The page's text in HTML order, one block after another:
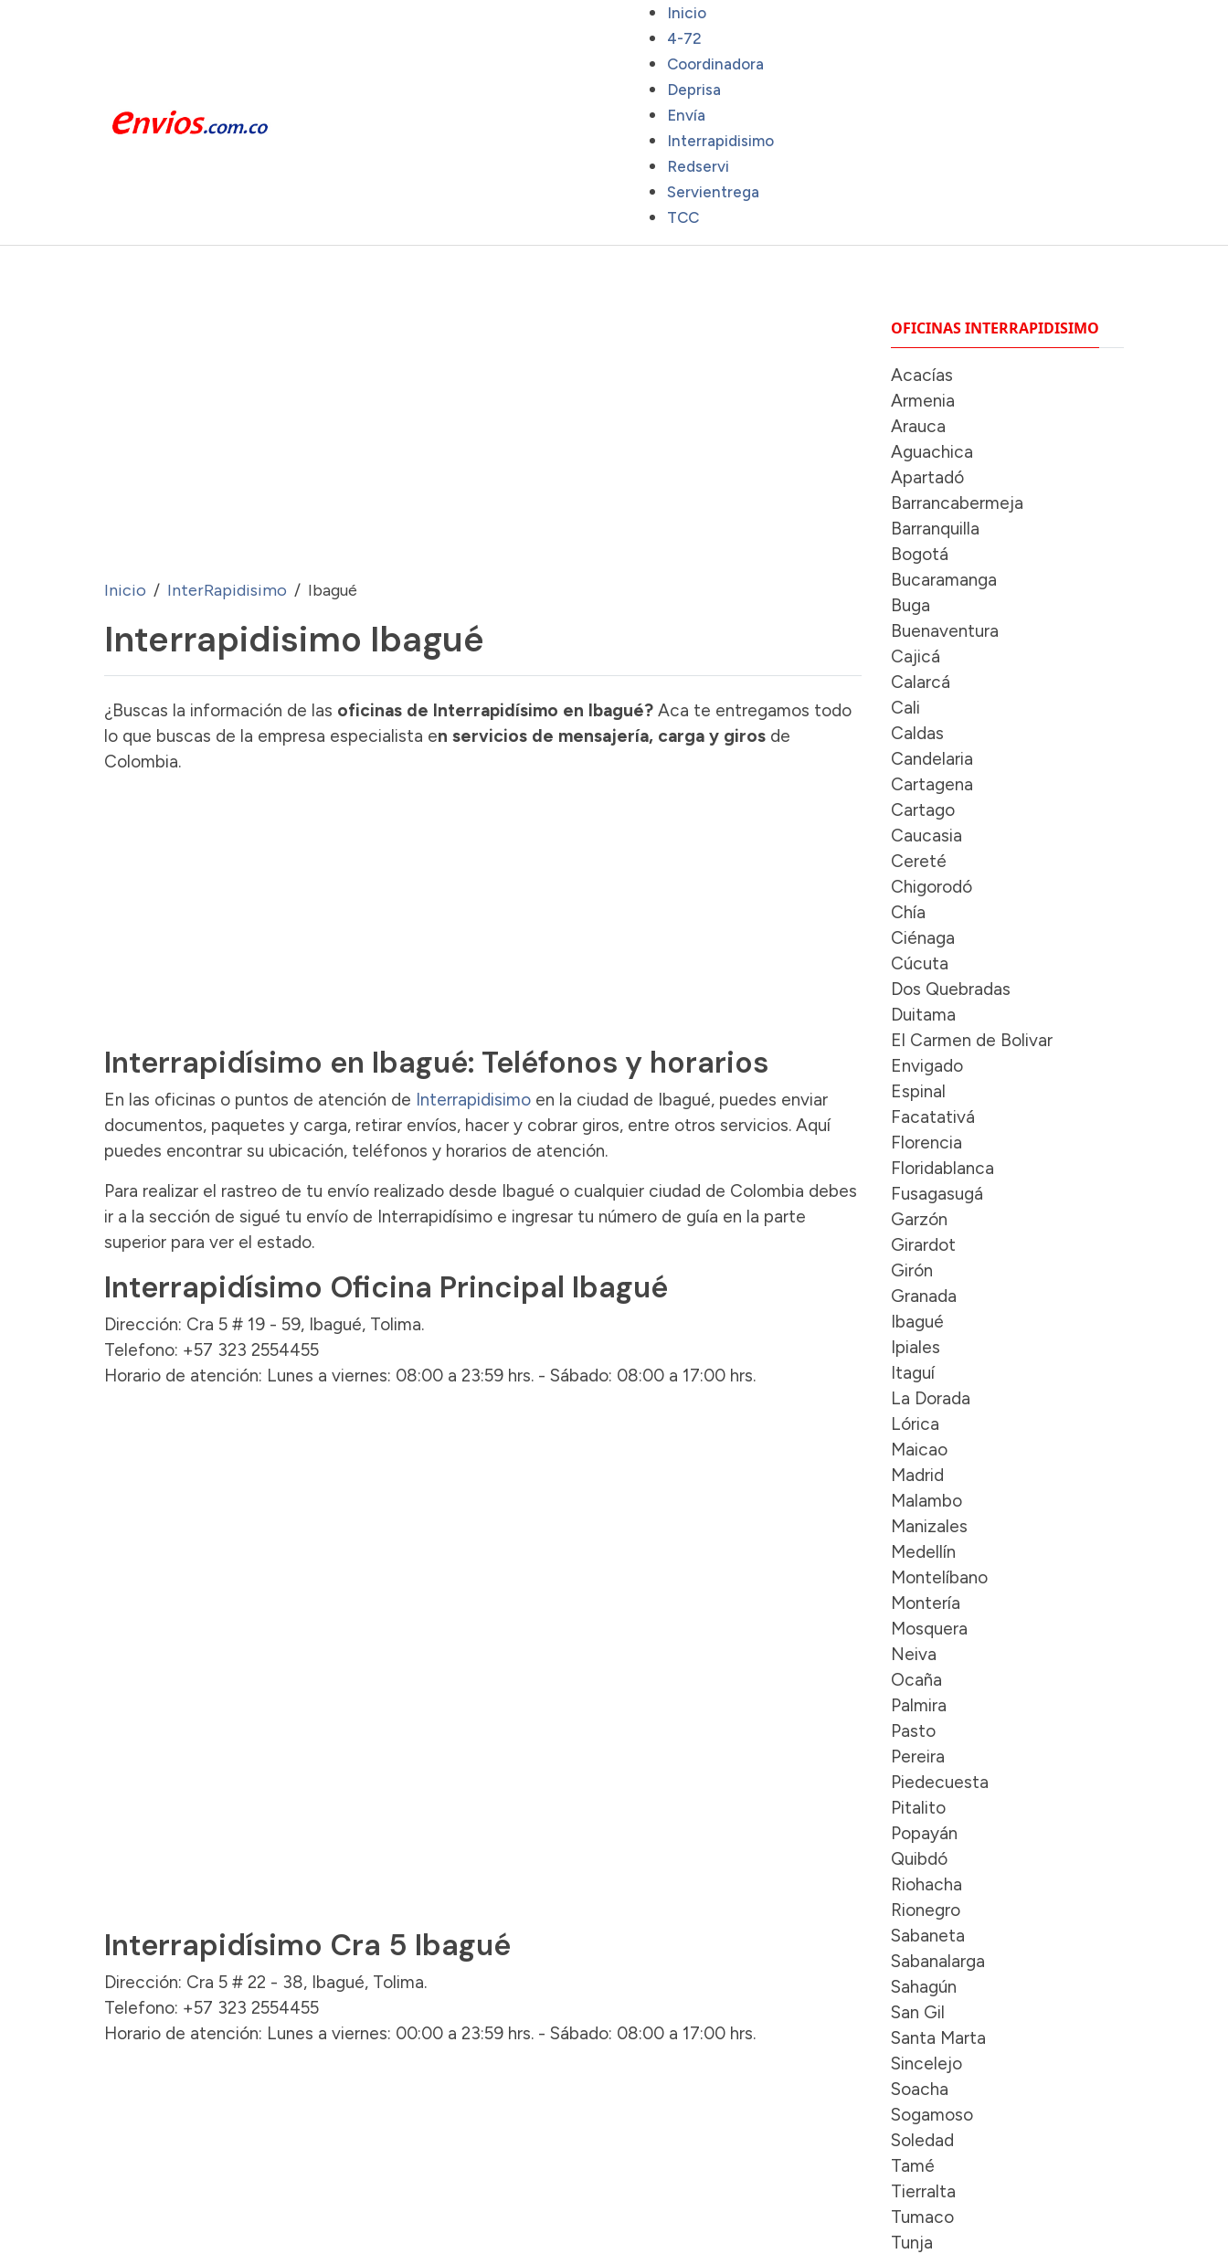
Inicio
4-72
Coordinadora
Deprisa
Envía
Interrapidisimo
Redservi
Servientrega
TCC
Inicio InterRapidisimo Ibagué
Interrapidisimo Ibagué
¿Buscas la información de las oficinas de Interrapidísimo en Ibagué? Aca te entregamos todo
lo que buscas de la empresa especialista en servicios de mensajería, carga y giros de
Colombia.
Interrapidísimo en Ibagué: Teléfonos y horarios
En las oficinas o puntos de atención de Interrapidisimo en la ciudad de Ibagué, puedes enviar
documentos, paquetes y carga, retirar envíos, hacer y cobrar giros, entre otros servicios. Aquí
puedes encontrar su ubicación, teléfonos y horarios de atención.
Para realizar el rastreo de tu envío realizado desde Ibagué o cualquier ciudad de Colombia debes
ir a la sección de sigué tu envío de Interrapidísimo e ingresar tu número de guía en la parte
superior para ver el estado.
Interrapidísimo Oficina Principal Ibagué
Dirección: Cra 5 # 19 - 59, Ibagué, Tolima.
Telefono: +57 323 2554455
Horario de atención: Lunes a viernes: 08:00 a 23:59 hrs. - Sábado: 08:00 a 17:00 hrs.
Interrapidísimo Cra 5 Ibagué
Dirección: Cra 5 # 22 - 38, Ibagué, Tolima.
Telefono: +57 323 2554455
Horario de atención: Lunes a viernes: 00:00 a 23:59 hrs. - Sábado: 08:00 a 17:00 hrs.
OFICINAS INTERRAPIDISIMO
Acacías
Armenia
Arauca
Aguachica
Apartadó
Barrancabermeja
Barranquilla
Bogotá
Bucaramanga
Buga
Buenaventura
Cajicá
Calarcá
Cali
Caldas
Candelaria
Cartagena
Cartago
Caucasia
Cereté
Chigorodó
Chía
Ciénaga
Cúcuta
Dos Quebradas
Duitama
El Carmen de Bolivar
Envigado
Espinal
Facatativá
Florencia
Floridablanca
Fusagasugá
Garzón
Girardot
Girón
Granada
Ibagué
Ipiales
Itaguí
La Dorada
Lórica
Maicao
Madrid
Malambo
Manizales
Medellín
Montelíbano
Montería
Mosquera
Neiva
Ocaña
Palmira
Pasto
Pereira
Piedecuesta
Pitalito
Popayán
Quibdó
Riohacha
Rionegro
Sabaneta
Sabanalarga
Sahagún
San Gil
Santa Marta
Sincelejo
Soacha
Sogamoso
Soledad
Tamé
Tierralta
Tumaco
Tunja